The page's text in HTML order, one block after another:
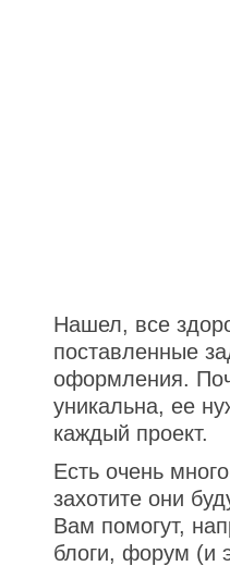
Нашел, все
поставленные
оформления.
уникальна, ее
каждый проект.
Есть очень
захотите они
Вам помогут,
блоги, форум (и